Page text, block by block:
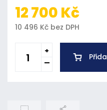
12 700 Kč
10 496 Kč bez DPH